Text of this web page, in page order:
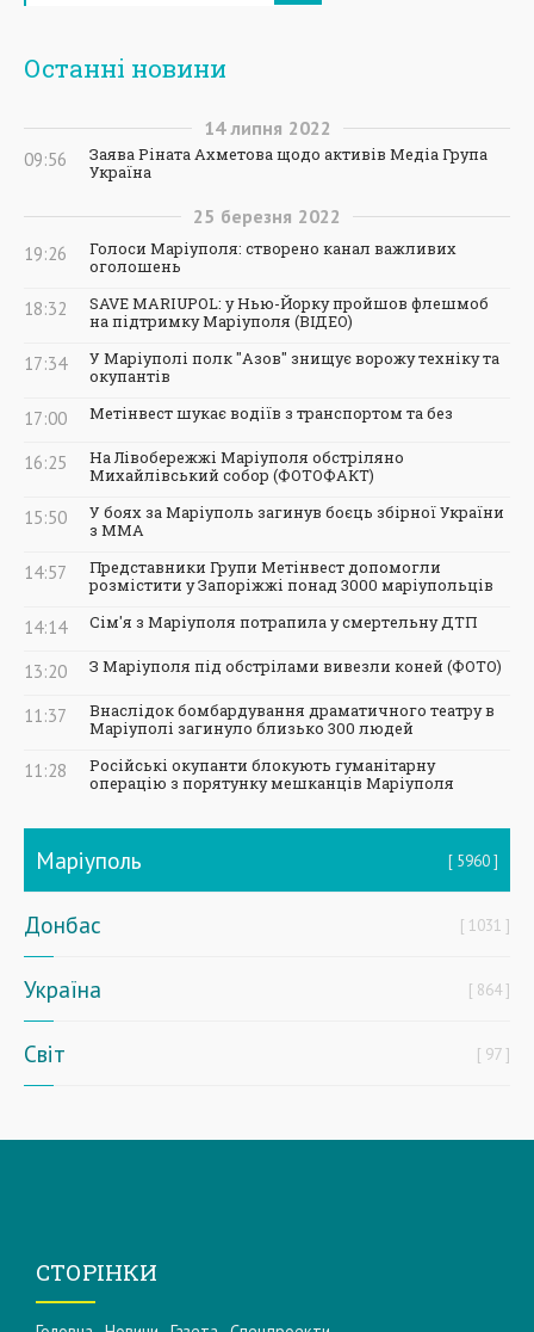
Останні новини
14 липня 2022
09:56
Заява Ріната Ахметова щодо активів Медіа Група
Україна
25 березня 2022
19:26
Голоси Маріуполя: створено канал важливих
оголошень
18:32
SAVE MARIUPOL: у Нью-Йорку пройшов флешмоб
на підтримку Маріуполя (ВІДЕО)
17:34
У Маріуполі полк "Азов" знищує ворожу техніку та
окупантів
17:00 Метінвест шукає водіїв з транспортом та без
16:25
На Лівобережжі Маріуполя обстріляно
Михайлівський собор (ФОТОФАКТ)
15:50
У боях за Маріуполь загинув боєць збірної України
з ММА
14:57
Представники Групи Метінвест допомогли
розмістити у Запоріжжі понад 3000 маріупольців
14:14 Сім'я з Маріуполя потрапила у смертельну ДТП
13:20 З Маріуполя під обстрілами вивезли коней (ФОТО)
11:37
Внаслідок бомбардування драматичного театру в
Маріуполі загинуло близько 300 людей
11:28
Російські окупанти блокують гуманітарну
операцію з порятунку мешканців Маріуполя
Маріуполь 5960
Донбас 1031
Україна 864
Світ 97
СТОРІНКИ